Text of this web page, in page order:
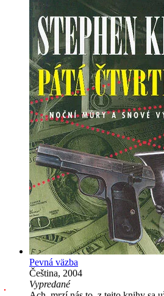
Pevná väzba
Čeština, 2004
Vypredané